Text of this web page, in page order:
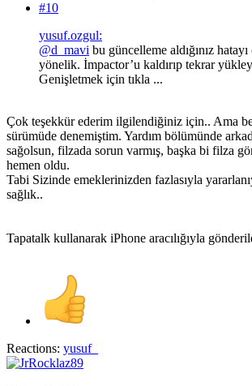
#10
yusuf.ozgul:
@d_mavi bu güncelleme aldığınız
yönelik. İmpactor’u kaldırıp tekrar
Genişletmek için tıkla ...
Çok teşekkür ederim ilgilendiğiniz için.. Ama
sürümüde denemiştim. Yardım bölümünde
sağolsun, filzada sorun varmış, başka bi filza
hemen oldu.
Tabi Sizinde emeklerinizden fazlasıyla
sağlık..
Tapatalk kullanarak iPhone aracılığıyla
Reactions: yusuf_